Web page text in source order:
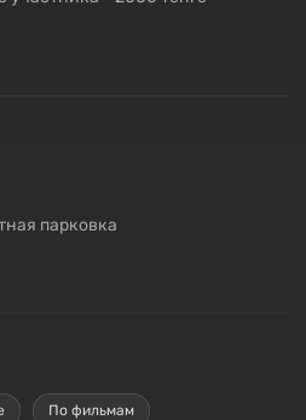
парковка
По фильмам